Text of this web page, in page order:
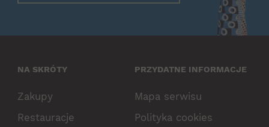
NA SKRÓTY
Zakupy
Restauracje
PRZYDATNE INFORMACJE
Mapa serwisu
Polityka cookies